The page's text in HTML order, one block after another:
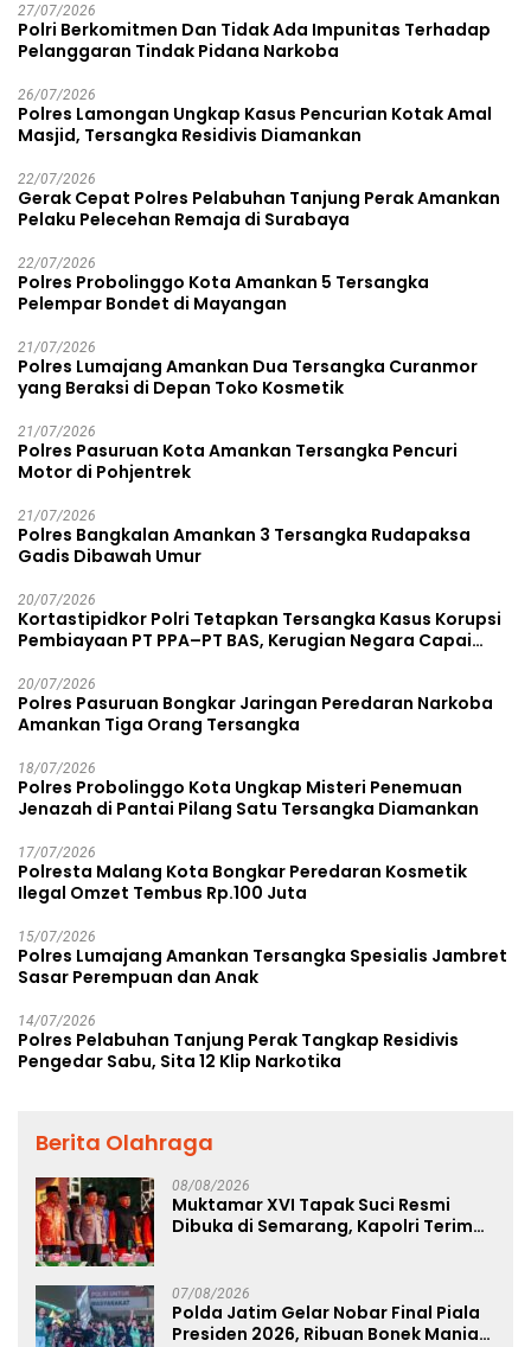
27/07/2026
Polri Berkomitmen Dan Tidak Ada Impunitas Terhadap
Pelanggaran Tindak Pidana Narkoba
26/07/2026
Polres Lamongan Ungkap Kasus Pencurian Kotak Amal
Masjid, Tersangka Residivis Diamankan
22/07/2026
Gerak Cepat Polres Pelabuhan Tanjung Perak Amankan
Pelaku Pelecehan Remaja di Surabaya
22/07/2026
Polres Probolinggo Kota Amankan 5 Tersangka
Pelempar Bondet di Mayangan
21/07/2026
Polres Lumajang Amankan Dua Tersangka Curanmor
yang Beraksi di Depan Toko Kosmetik
21/07/2026
Polres Pasuruan Kota Amankan Tersangka Pencuri
Motor di Pohjentrek
21/07/2026
Polres Bangkalan Amankan 3 Tersangka Rudapaksa
Gadis Dibawah Umur
20/07/2026
Kortastipidkor Polri Tetapkan Tersangka Kasus Korupsi
Pembiayaan PT PPA–PT BAS, Kerugian Negara Capai
20/07/2026
Polres Pasuruan Bongkar Jaringan Peredaran Narkoba
Amankan Tiga Orang Tersangka
18/07/2026
Polres Probolinggo Kota Ungkap Misteri Penemuan
Jenazah di Pantai Pilang Satu Tersangka Diamankan
17/07/2026
Polresta Malang Kota Bongkar Peredaran Kosmetik
Ilegal Omzet Tembus Rp.100 Juta
15/07/2026
Polres Lumajang Amankan Tersangka Spesialis Jambret
Sasar Perempuan dan Anak
14/07/2026
Polres Pelabuhan Tanjung Perak Tangkap Residivis
Pengedar Sabu, Sita 12 Klip Narkotika
Berita Olahraga
08/08/2026
Muktamar XVI Tapak Suci Resmi
Dibuka di Semarang, Kapolri Terima
07/08/2026
Polda Jatim Gelar Nobar Final Piala
Presiden 2026, Ribuan Bonek Mania